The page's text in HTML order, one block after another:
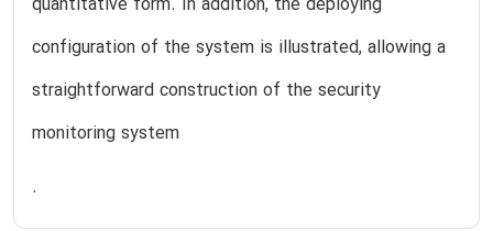
quantitative form. In addition, the deploying
configuration of the system is illustrated, allowing a
straightforward construction of the security
monitoring system
.